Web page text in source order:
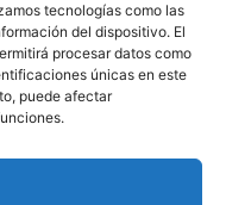
tecnologías como las
del dispositivo. El
procesar datos como
únicas en este
puede afectar